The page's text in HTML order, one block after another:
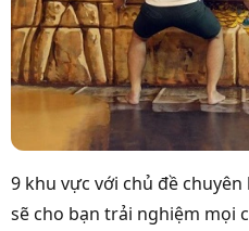
9 khu vực với chủ đề
sẽ cho bạn trải nghiệm mọi